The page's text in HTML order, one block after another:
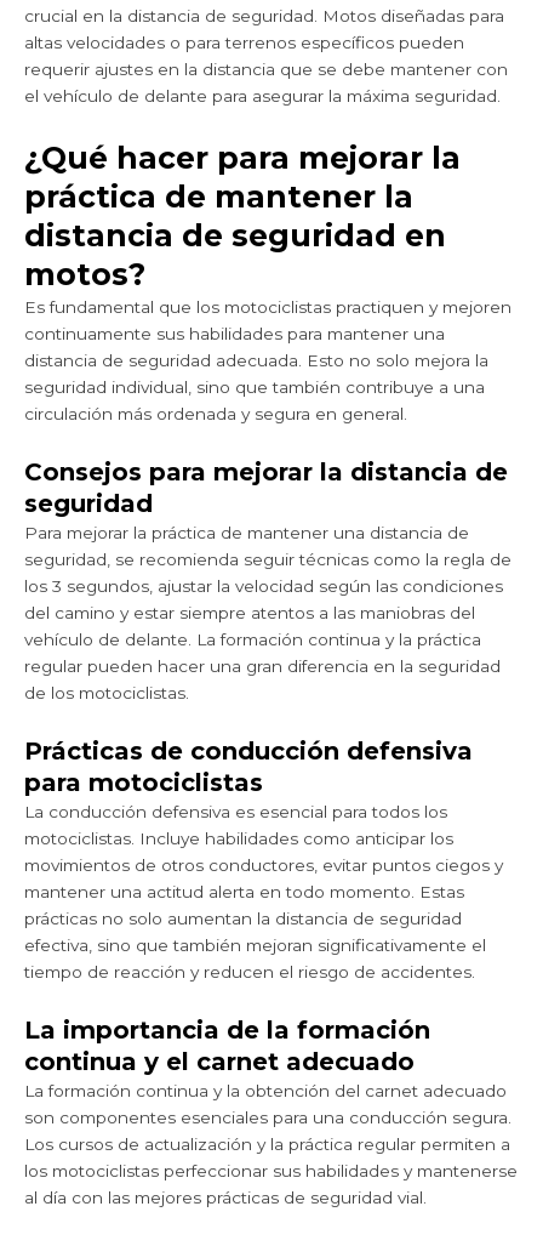
crucial en la distancia de seguridad. Motos diseñadas para
altas velocidades o para terrenos específicos pueden
requerir ajustes en la distancia que se debe mantener con
el vehículo de delante para asegurar la máxima seguridad.
¿Qué hacer para mejorar la
práctica de mantener la
distancia de seguridad en
motos?
Es fundamental que los motociclistas practiquen y mejoren
continuamente sus habilidades para mantener una
distancia de seguridad adecuada. Esto no solo mejora la
seguridad individual, sino que también contribuye a una
circulación más ordenada y segura en general.
Consejos para mejorar la distancia de
seguridad
Para mejorar la práctica de mantener una distancia de
seguridad, se recomienda seguir técnicas como la regla de
los 3 segundos, ajustar la velocidad según las condiciones
del camino y estar siempre atentos a las maniobras del
vehículo de delante. La formación continua y la práctica
regular pueden hacer una gran diferencia en la seguridad
de los motociclistas.
Prácticas de conducción defensiva
para motociclistas
La conducción defensiva es esencial para todos los
motociclistas. Incluye habilidades como anticipar los
movimientos de otros conductores, evitar puntos ciegos y
mantener una actitud alerta en todo momento. Estas
prácticas no solo aumentan la distancia de seguridad
efectiva, sino que también mejoran significativamente el
tiempo de reacción y reducen el riesgo de accidentes.
La importancia de la formación
continua y el carnet adecuado
La formación continua y la obtención del carnet adecuado
son componentes esenciales para una conducción segura.
Los cursos de actualización y la práctica regular permiten a
los motociclistas perfeccionar sus habilidades y mantenerse
al día con las mejores prácticas de seguridad vial.